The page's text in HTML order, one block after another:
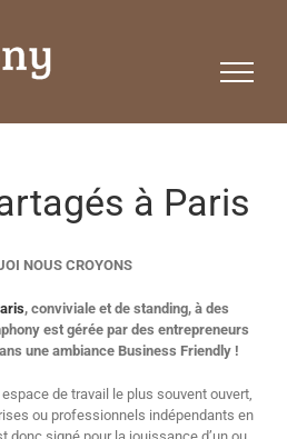
à Paris
NOUS CROYONS
, conviviale et de standing, à des
est gérée par des entrepreneurs
une ambiance Business Friendly !
de travail le plus souvent ouvert,
ou professionnels indépendants en